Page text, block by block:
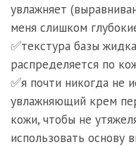
увлажняет
меня слишком
✅текстура базы
распределяется по
✅я почти никогда не
увлажняющий крем
кожи, чтобы не
использовать основу